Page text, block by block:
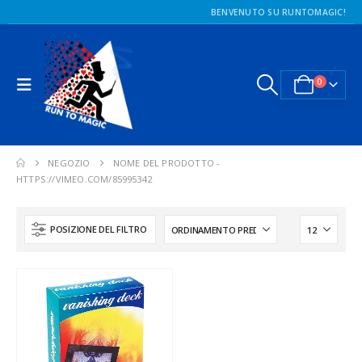
BENVENUTO SU RUNTOMAGIC!
0
NEGOZIO
NOME DEL PRODOTTO -
HTTPS://VIMEO.COM/85995342
POSIZIONE DEL FILTRO